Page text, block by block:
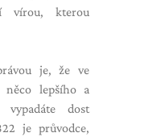
vírou, kterou
je, že ve
něco lepšího a
vypadáte dost
je průvodce,